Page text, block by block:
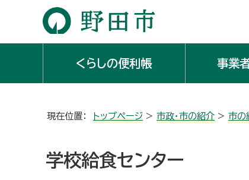
くらしの便利帳 事業
現在位置： トップページ > 市政・市の紹介 > 市の
学校給食センター